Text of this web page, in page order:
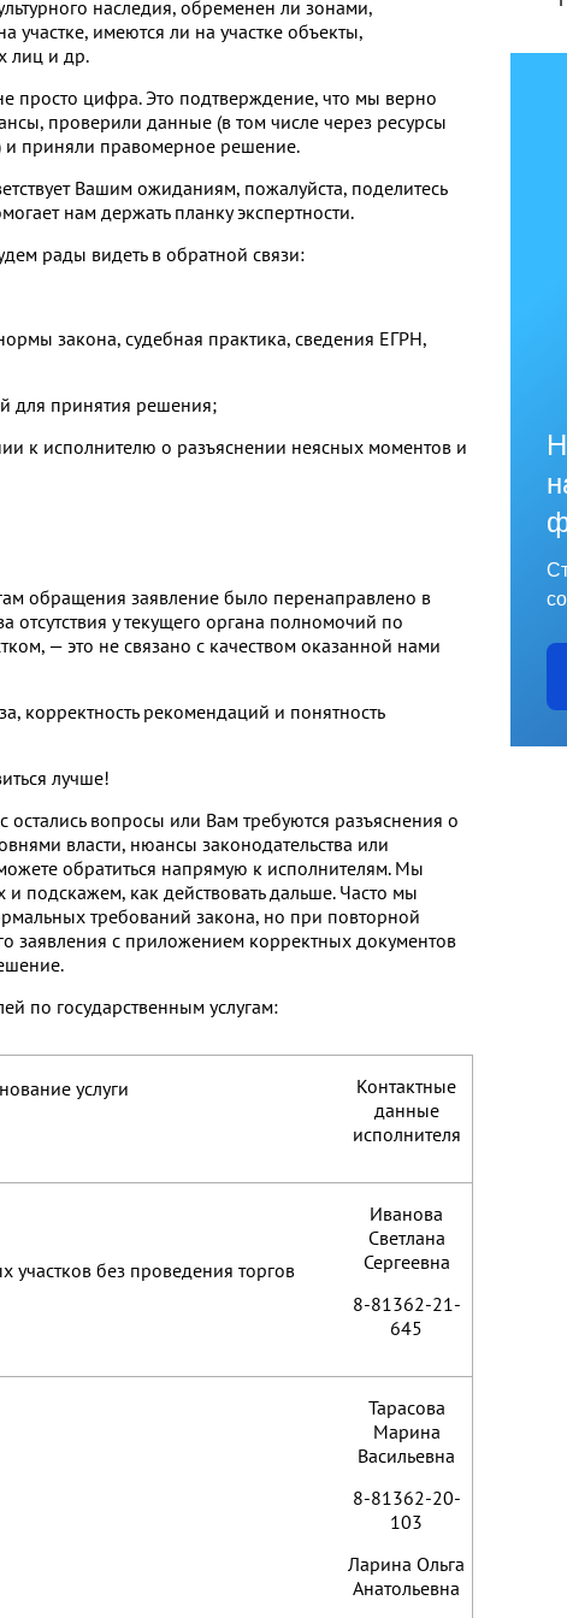
наследия, обременен ли зонами,
участке, имеются ли на участке объекты,
лиц и др.
просто цифра. Это подтверждение, что мы верно
проверили данные (в том числе через ресурсы
приняли правомерное решение.
Вашим ожиданиям, пожалуйста, поделитесь
нам держать планку экспертности.
рады видеть в обратной связи:
закона, судебная практика, сведения ЕГРН,
для принятия решения;
к исполнителю о разъяснении неясных моментов и
обращения заявление было перенаправлено в
отсутствия у текущего органа полномочий по
— это не связано с качеством оказанной нами
корректность рекомендаций и понятность
лучше!
остались вопросы или Вам требуются разъяснения о
власти, нюансы законодательства или
обратиться напрямую к исполнителям. Мы
подскажем, как действовать дальше. Часто мы
требований закона, но при повторной
заявления с приложением корректных документов
по государственным услугам:
услуги
Контактные
данные
исполнителя
участков без проведения торгов
Иванова
Светлана
Сергеевна
8-81362-21-
645
Тарасова
Марина
Васильевна
8-81362-20-
103
Ларина Ольга
Анатольевна